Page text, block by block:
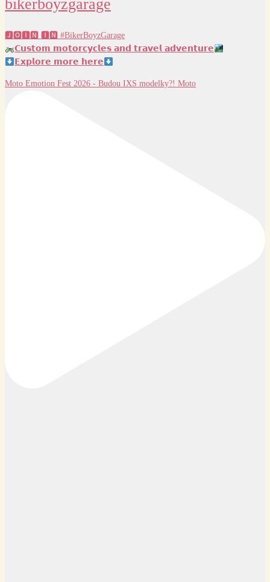
bikerboyzgarage
🅹🅾🅸🅽 🅸🅽 #BikerBoyzGarage
𝗖𝘂𝘀𝘁𝗼𝗺 𝗺𝗼𝘁𝗼𝗿𝗰𝘆𝗰𝗹𝗲𝘀 𝗮𝗻𝗱 𝘁𝗿𝗮𝘃𝗲𝗹 𝗮𝗱𝘃𝗲𝗻𝘁𝘂𝗿𝗲
𝗘𝘅𝗽𝗹𝗼𝗿𝗲 𝗺𝗼𝗿𝗲 𝗵𝗲𝗿𝗲
Moto Emotion Fest 2026 - Budou IXS modelky?! Moto